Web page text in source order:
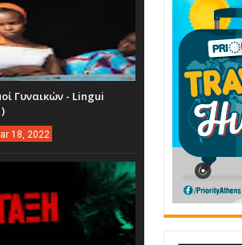
Γυναικών - Lingui
18, 2022